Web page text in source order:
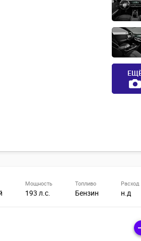
Мощность
193 л.с.
Топливо
Бензин
Расход
н.д